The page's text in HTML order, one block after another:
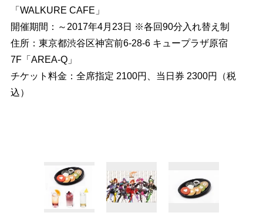
「WALKURE CAFE」
開催期間：～2017年4月23日 ※各回90分入れ替え制
住所：東京都渋谷区神宮前6-28-6 キュープラザ原宿
7F「AREA-Q」
チケット料金：全席指定 2100円、当日券 2300円（税
込）